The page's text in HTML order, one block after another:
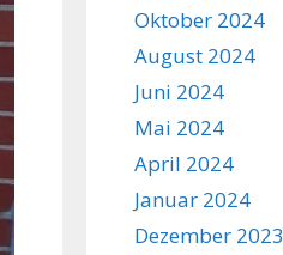
Oktober 2024
August 2024
Juni 2024
Mai 2024
April 2024
Januar 2024
Dezember 2023